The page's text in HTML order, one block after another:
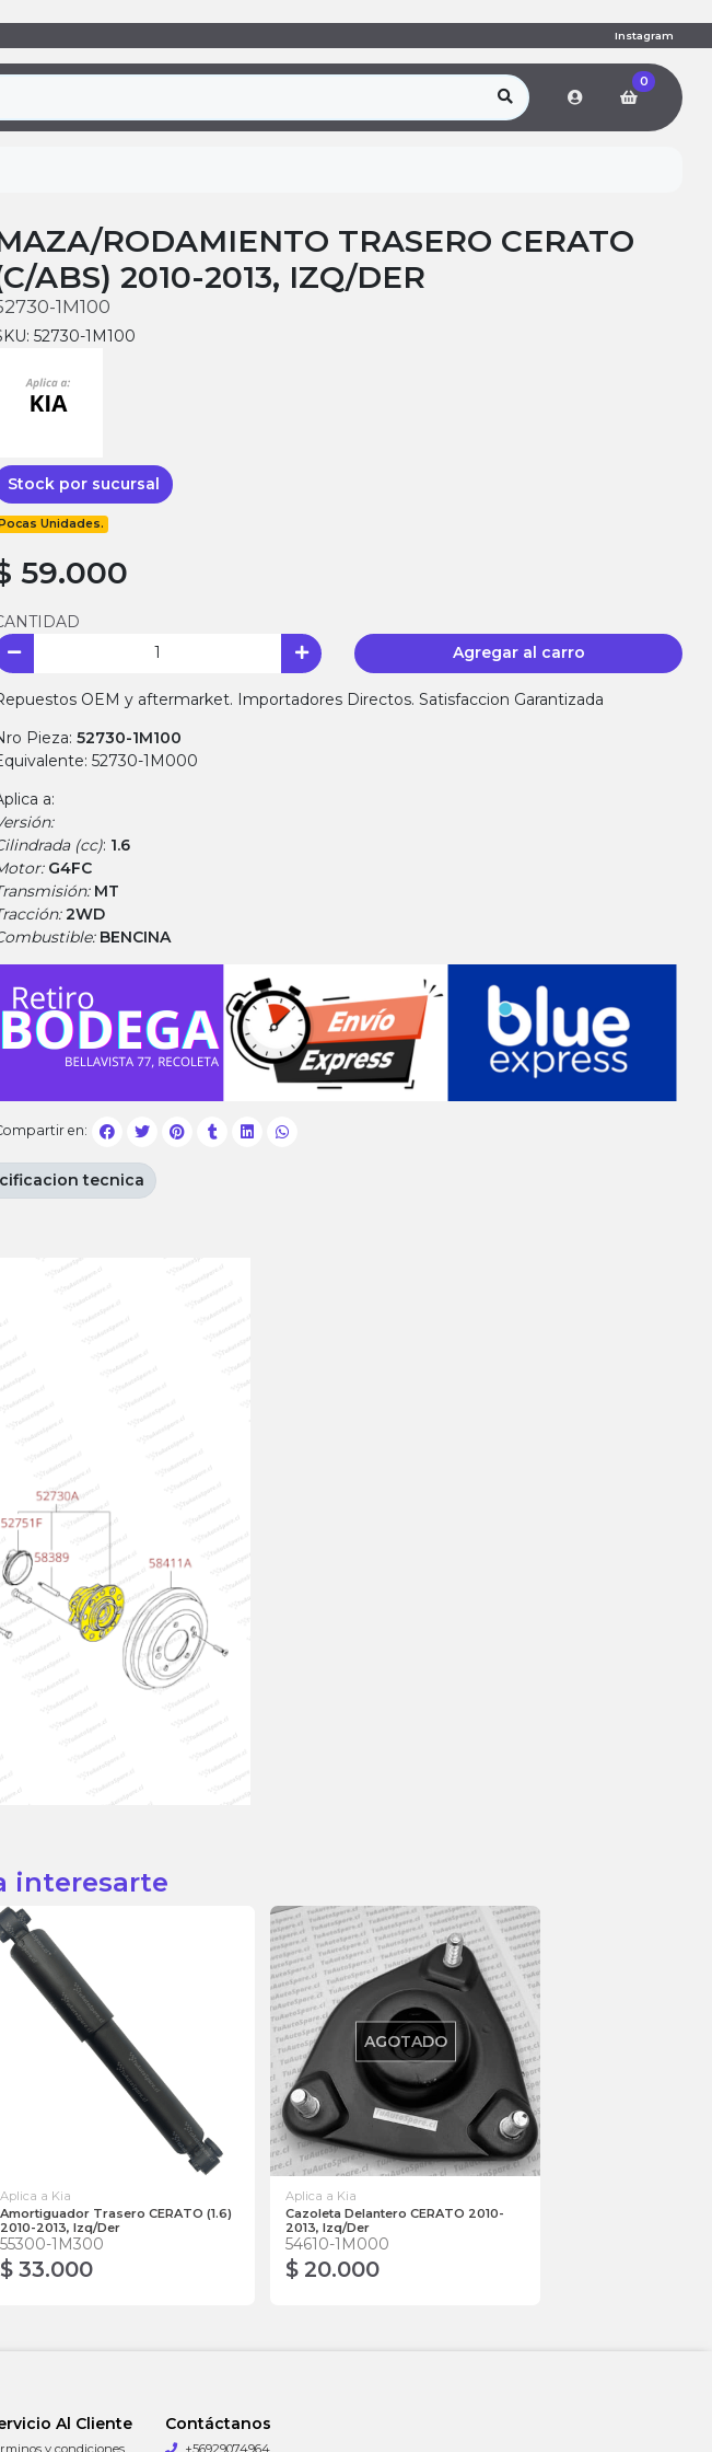
Instagram
0
RODAMIENTO TRASERO CERATO
ABS) 2010-2013, IZQ/DER
1M100
52730-1M100
Stock por sucursal
Pocas Unidades.
59.000
Agregar al carro
OEM y aftermarket. Importadores Directos. Satisfaccion Garantizada
Pieza: 52730-1M100
52730-1M000
a:
(cc): 1.6
G4FC
MT
2WD
BENCINA
en:
tecnica
interesarte
Aplica a Kia
Amortiguador Trasero CERATO (1.6)
2010-2013, Izq/Der
55300-1M300
$ 33.000
AGOTADO
Aplica a Kia
Cazoleta Delantero CERATO 2010-
2013, Izq/Der
54610-1M000
$ 20.000
Al Cliente
y condiciones
Contáctanos
+56929074964